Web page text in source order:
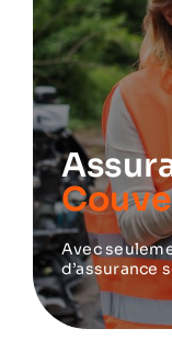
Avec
d’assurance